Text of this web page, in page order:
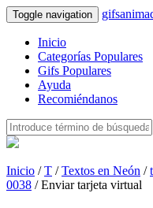
Toggle navigation
Inicio
Categorías Populares
Gifs Populares
Ayuda
Recomiéndanos
Inicio /T /Textos en Neón /
0038 / Enviar tarjeta virtual